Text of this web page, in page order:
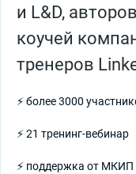
и L&D,
коучей
тренеров
⚡ более 3000
⚡ 21 тренинг-вебинар
⚡ поддержка от